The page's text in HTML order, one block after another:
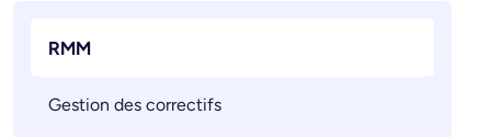
RMM
Gestion des correctifs